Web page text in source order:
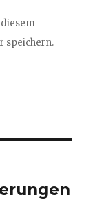
diesem
speichern.